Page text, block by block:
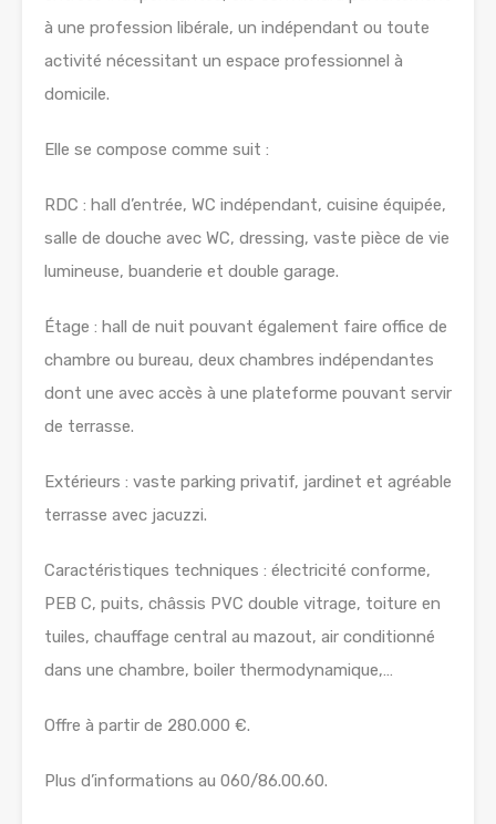
à une profession libérale, un indépendant ou toute
activité nécessitant un espace professionnel à
domicile.
Elle se compose comme suit :
RDC : hall d’entrée, WC indépendant, cuisine équipée,
salle de douche avec WC, dressing, vaste pièce de vie
lumineuse, buanderie et double garage.
Étage : hall de nuit pouvant également faire office de
chambre ou bureau, deux chambres indépendantes
dont une avec accès à une plateforme pouvant servir
de terrasse.
Extérieurs : vaste parking privatif, jardinet et agréable
terrasse avec jacuzzi.
Caractéristiques techniques : électricité conforme,
PEB C, puits, châssis PVC double vitrage, toiture en
tuiles, chauffage central au mazout, air conditionné
dans une chambre, boiler thermodynamique,…
Offre à partir de 280.000 €.
Plus d’informations au 060/86.00.60.